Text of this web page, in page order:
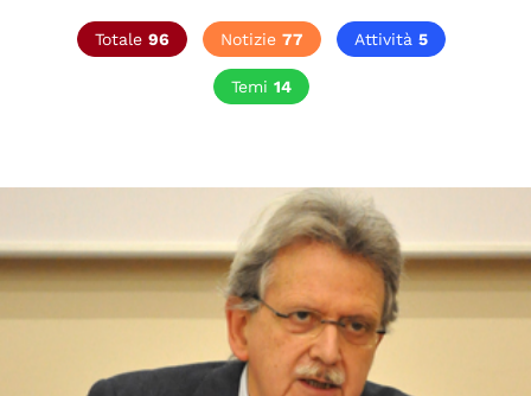
Totale 96 Notizie 77 Attività 5
Temi 14